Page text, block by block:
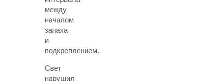
между
началом
запаха
и
подкреплением.
Свет
нарушил